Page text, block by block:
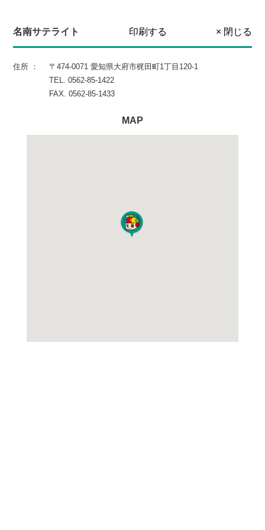
名南サテライト 印刷する × 閉じる
住所 ：
〒474-0071 愛知県大府市梶田町1丁目120-1
TEL. 0562-85-1422
FAX. 0562-85-1433
MAP